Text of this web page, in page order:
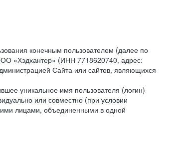
конечным пользователем (далее по
«Хэдхантер» (ИНН 7718620740, адрес:
Сайта или сайтов, являющихся
уникальное имя пользователя (логин)
или совместно (при условии
лицами, объединенными в одной